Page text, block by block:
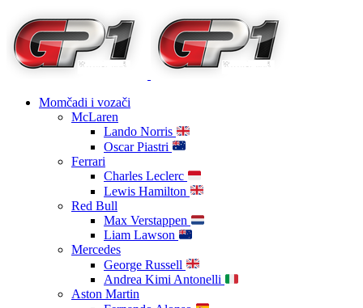
Momčadi i vozači
McLaren
Lando Norris
Oscar Piastri
Ferrari
Charles Leclerc
Lewis Hamilton
Red Bull
Max Verstappen
Liam Lawson
Mercedes
George Russell
Andrea Kimi Antonelli
Aston Martin